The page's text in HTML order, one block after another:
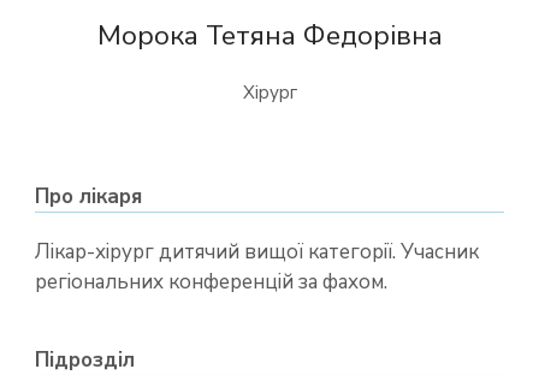
Про лікаря
Лікар-хірург дитячий вищої категорії. Учасник
регіональних конференцій за фахом.
Підрозділ
Морока Тетяна Федорівна
Хірург